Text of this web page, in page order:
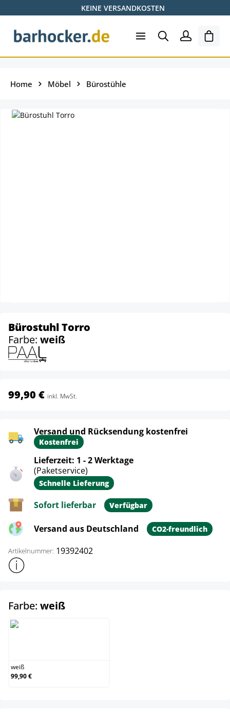
Zum Hauptinhalt springenKEINE VERSANDKOSTEN
Home Möbel Bürostühle
Bürostuhl Torro
Farbe: weiß
99,90 € inkl. MwSt.
Versand und Rücksendung kostenfrei
Kostenfrei
Lieferzeit: 1 - 2 Werktage
(Paketservice)
Schnelle Lieferung
Sofort lieferbar Verfügbar
Versand aus Deutschland CO2-freundlich
Artikelnummer: 19392402
Weitere Produktinformationen anzeigen
Farbe: weißauswählen
weiß
99,90 €